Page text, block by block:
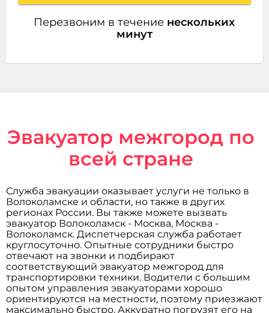
Перезвоним в течение нескольких
минут
Эвакуатор межгород по
всей стране
Служба эвакуации оказывает услуги не только в
Волоколамске и области, но также в других
регионах России. Вы также можете вызвать
эвакуатор Волоколамск - Москва, Москва -
Волоколамск. Диспетчерская служба работает
круглосуточно. Опытные сотрудники быстро
отвечают на звонки и подбирают
соответствующий эвакуатор межгород для
транспортировки техники. Водители с большим
опытом управления эвакуаторами хорошо
ориентируются на местности, поэтому приезжают
максимально быстро. Аккуратно погрузят его на